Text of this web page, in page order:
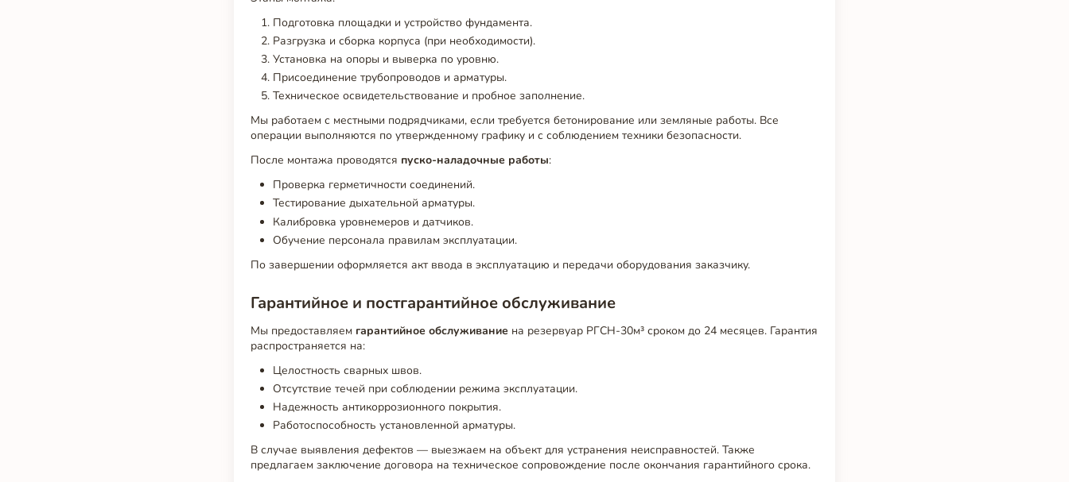
Подготовка площадки и устройство фундамента.
Разгрузка и сборка корпуса (при необходимости).
Установка на опоры и выверка по уровню.
Присоединение трубопроводов и арматуры.
Техническое освидетельствование и пробное заполнение.
Мы работаем с местными подрядчиками, если требуется бетонирование или земляные работы. Все
операции выполняются по утвержденному графику и с соблюдением техники безопасности.
После монтажа проводятся пуско-наладочные работы:
Проверка герметичности соединений.
Тестирование дыхательной арматуры.
Калибровка уровнемеров и датчиков.
Обучение персонала правилам эксплуатации.
По завершении оформляется акт ввода в эксплуатацию и передачи оборудования заказчику.
Гарантийное и постгарантийное обслуживание
Мы предоставляем гарантийное обслуживание на резервуар РГСН-30м³ сроком до 24 месяцев. Гарантия
распространяется на:
Целостность сварных швов.
Отсутствие течей при соблюдении режима эксплуатации.
Надежность антикоррозионного покрытия.
Работоспособность установленной арматуры.
В случае выявления дефектов — выезжаем на объект для устранения неисправностей. Также
предлагаем заключение договора на техническое сопровождение после окончания гарантийного срока.